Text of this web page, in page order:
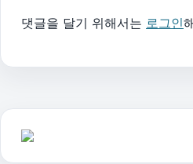
댓글을 달기 위해서는 로그인